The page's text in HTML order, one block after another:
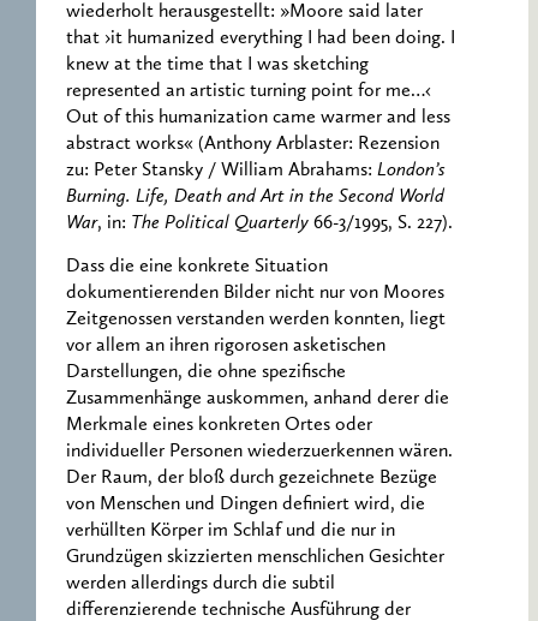
wiederholt herausgestellt: »Moore said later
that ›it humanized everything I had been doing. I
knew at the time that I was sketching
represented an artistic turning point for me…‹
Out of this humanization came warmer and less
abstract works« (Anthony Arblaster: Rezension
zu: Peter Stansky / William Abrahams: London’s
Burning. Life, Death and Art in the Second World
War, in: The Political Quarterly 66-3/1995, S. 227).
Dass die eine konkrete Situation
dokumentierenden Bilder nicht nur von Moores
Zeitgenossen verstanden werden konnten, liegt
vor allem an ihren rigorosen asketischen
Darstellungen, die ohne spezifische
Zusammenhänge auskommen, anhand derer die
Merkmale eines konkreten Ortes oder
individueller Personen wiederzuerkennen wären.
Der Raum, der bloß durch gezeichnete Bezüge
von Menschen und Dingen definiert wird, die
verhüllten Körper im Schlaf und die nur in
Grundzügen skizzierten menschlichen Gesichter
werden allerdings durch die subtil
differenzierende technische Ausführung der